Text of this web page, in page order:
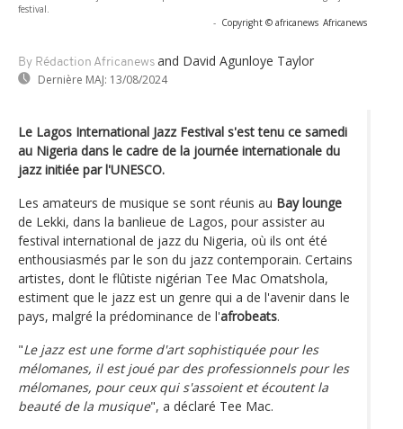
festival.
- Copyright © africanews Africanews
By Rédaction Africanews and David Agunloye Taylor
Dernière MAJ: 13/08/2024
Le Lagos International Jazz Festival s'est tenu ce samedi
au Nigeria dans le cadre de la journée internationale du
jazz initiée par l'UNESCO.
Les amateurs de musique se sont réunis au Bay lounge
de Lekki, dans la banlieue de Lagos, pour assister au
festival international de jazz du Nigeria, où ils ont été
enthousiasmés par le son du jazz contemporain. Certains
artistes, dont le flûtiste nigérian Tee Mac Omatshola,
estiment que le jazz est un genre qui a de l'avenir dans le
pays, malgré la prédominance de l'afrobeats.
"Le jazz est une forme d'art sophistiquée pour les
mélomanes, il est joué par des professionnels pour les
mélomanes, pour ceux qui s'assoient et écoutent la
beauté de la musique", a déclaré Tee Mac.